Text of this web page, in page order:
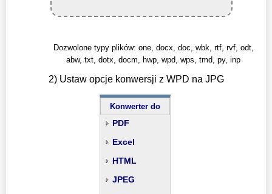
Dozwolone typy plików: one, docx, doc, wbk, rtf, rvf, odt,
abw, txt, dotx, docm, hwp, wpd, wps, tmd, py, inp
2) Ustaw opcje konwersji z WPD na JPG
Konwerter do
PDF
Excel
HTML
JPEG